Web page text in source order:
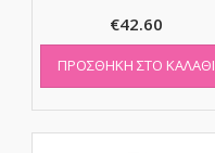
€42.60
ΠΡΟΣΘΉΚΗ ΣΤΟ ΚΑΛΆΘΙ